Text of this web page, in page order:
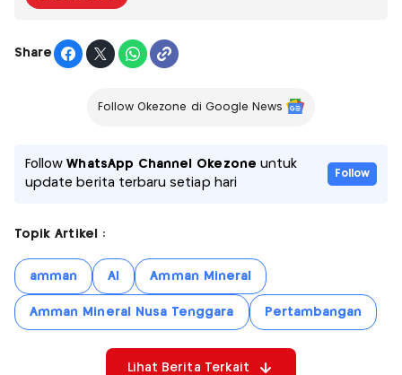
Share
Follow Okezone di Google News
FollowWhatsApp Channel Okezone untuk
update berita terbaru setiap hari
Follow
Topik Artikel :
amman AI Amman Mineral
Amman Mineral Nusa Tenggara Pertambangan
Lihat Berita Terkait